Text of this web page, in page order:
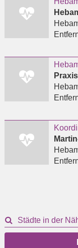
Städte in der